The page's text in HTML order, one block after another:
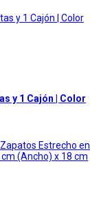
y 1 Cajón | Color